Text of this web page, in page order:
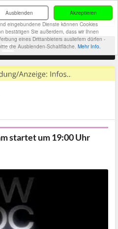
Akzeptieren
Ausblenden
eingebundene Dienste können Cookies
bestätigen Sie außerdem, dass wir Ihnen
eines Drittanbieters ausliefern dürfen -
die Ausblenden-Schaltfläche. Mehr Info.
startet um 19:00 Uhr